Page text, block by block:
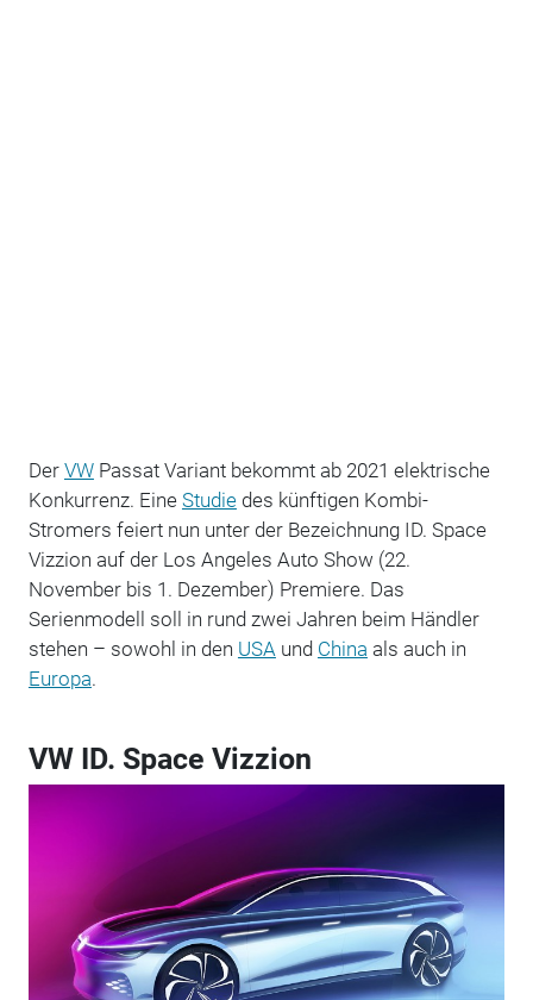
Der VWPassat Variant bekommt ab 2021 elektrische
Konkurrenz. Eine Studiedes künftigen Kombi-
Stromers feiert nun unter der Bezeichnung ID. Space
Vizzion auf der Los Angeles Auto Show (22.
November bis 1. Dezember) Premiere. Das
Serienmodell soll in rund zwei Jahren beim Händler
stehen – sowohl in den USA und China als auch in
Europa.
VW ID. Space Vizzion